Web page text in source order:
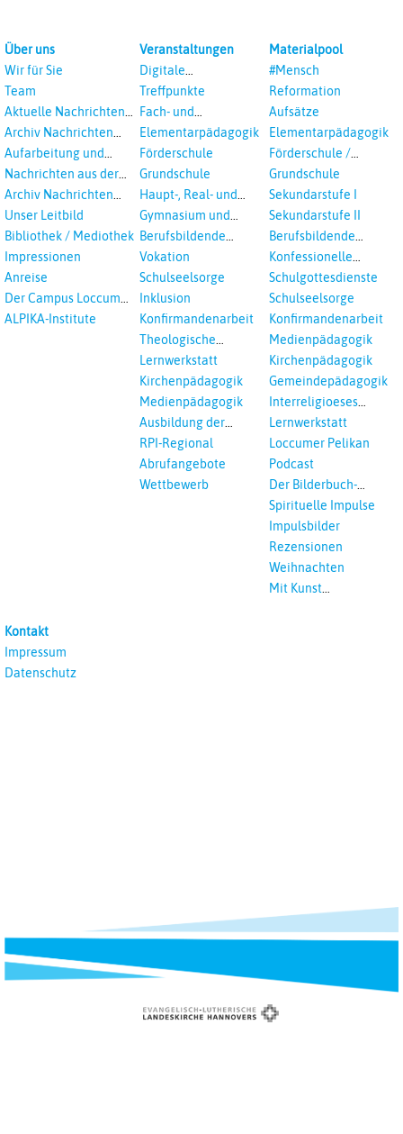
Über uns
Wir für Sie
Team
Aktuelle Nachrichten
aus dem RPI
Archiv Nachrichten
aus dem RPI ab 2018
Aufarbeitung und
Prävention
Landeskirche und EKD
Nachrichten aus der
Landeskirche
Archiv Nachrichten
aus der Landeskirche
Unser Leitbild
Bibliothek / Mediothek
Impressionen
Anreise
Der Campus Loccum
und Loccumer
ALPIKA-Institute
Veranstaltungen
Digitale
Veranstaltungen
Treffpunkte
Fach- und
Studientagungen
Elementarpädagogik
Förderschule
Grundschule
Haupt-, Real- und
Oberschule
Gymnasium und
Gesamtschule
Berufsbildende
Schulen
Vokation
Schulseelsorge
Inklusion
Konfirmandenarbeit
Theologische
Fortbildungen,
Interreligöses Lernen
Lernwerkstatt
Kirchenpädagogik
Medienpädagogik
Ausbildung der
Vikar*innen
RPI-Regional
Abrufangebote
Wettbewerb
Materialpool
#Mensch
Reformation
Aufsätze
Elementarpädagogik
Förderschule /
Inklusion
Grundschule
Sekundarstufe I
Sekundarstufe II
Berufsbildende
Schulen
Konfessionelle
Kooperation
Schulgottesdienste
Schulseelsorge
Konfirmandenarbeit
Medienpädagogik
Kirchenpädagogik
Gemeindepädagogik
Interreligioeses
Lernen
Lernwerkstatt
Loccumer Pelikan
Podcast
Der Bilderbuch-
Podcast
Spirituelle Impulse
Impulsbilder
Rezensionen
Weihnachten
Mit Kunst
Kontakt
Impressum
Datenschutz